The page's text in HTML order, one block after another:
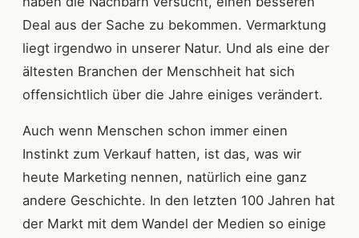
Deal aus der Sache zu bekommen. Vermarktung
liegt irgendwo in unserer Natur. Und als eine der
ältesten Branchen der Menschheit hat sich
offensichtlich über die Jahre einiges verändert.
Auch wenn Menschen schon immer einen
Instinkt zum Verkauf hatten, ist das, was wir
heute Marketing nennen, natürlich eine ganz
andere Geschichte. In den letzten 100 Jahren hat
der Markt mit dem Wandel der Medien so einige